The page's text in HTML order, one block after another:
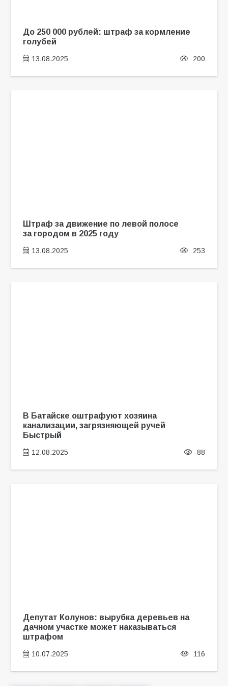
До 250 000 рублей: штраф за кормление
голубей
13.08.2025 200
Штраф за движение по левой полосе
за городом в 2025 году
13.08.2025 253
В Батайске оштрафуют хозяина
канализации, загрязняющей ручей
Быстрый
12.08.2025 88
Депутат Колунов: вырубка деревьев на
дачном участке может наказываться
штрафом
10.07.2025 116